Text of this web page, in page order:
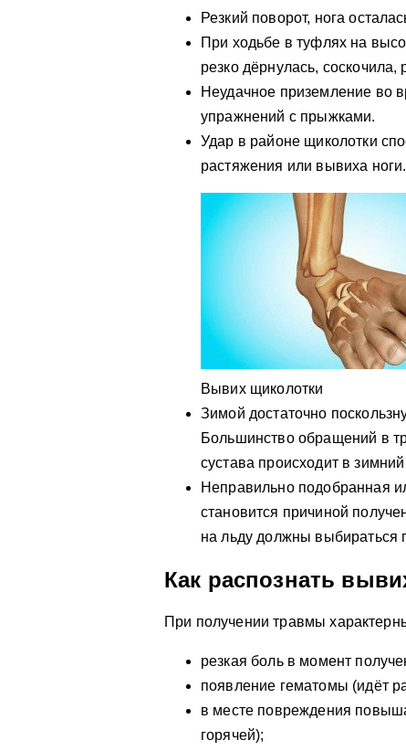
Резкий поворот, нога
При ходьбе в туфлях на
резко дёрнулась, соскочила,
Неудачное приземление во
упражнений с прыжками.
Удар в районе щиколотки
растяжения или вывиха ноги.
Вывих щиколотки
Зимой достаточно
Большинство обращений в
сустава происходит в
Неправильно подобранная
становится причиной
на льду должны выбираться
Как распознать
При получении травмы
резкая боль в момент
появление гематомы (идёт
в месте повреждения
горячей);